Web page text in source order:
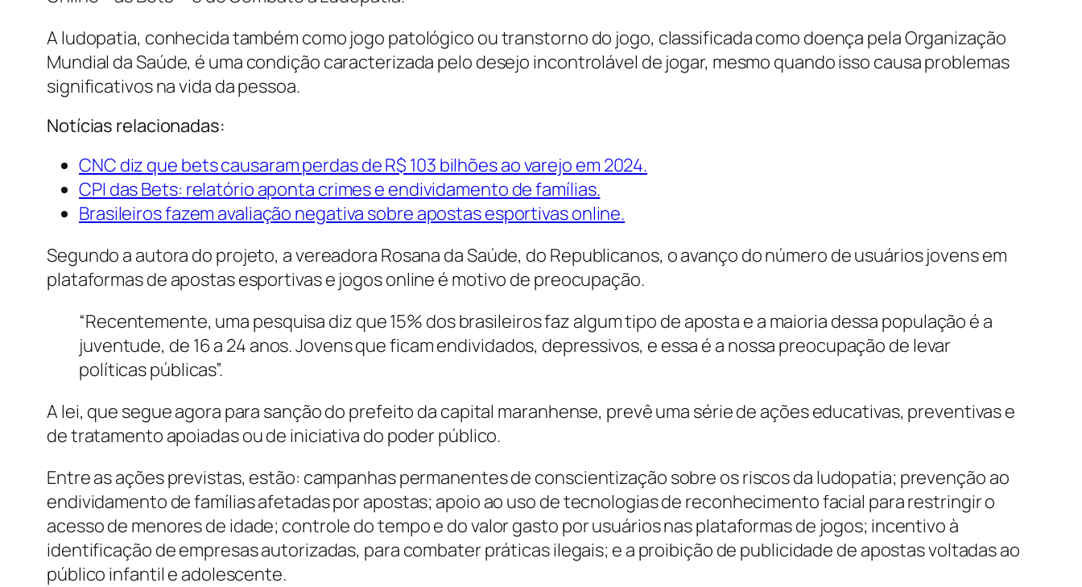
A ludopatia, conhecida também como jogo patológico ou transtorno do jogo, classificada como doença pela Organização
Mundial da Saúde, é uma condição caracterizada pelo desejo incontrolável de jogar, mesmo quando isso causa problemas
significativos na vida da pessoa.
Notícias relacionadas:
CNC diz que bets causaram perdas de R$ 103 bilhões ao varejo em 2024.
CPI das Bets: relatório aponta crimes e endividamento de famílias.
Brasileiros fazem avaliação negativa sobre apostas esportivas online.
Segundo a autora do projeto, a vereadora Rosana da Saúde, do Republicanos, o avanço do número de usuários jovens em
plataformas de apostas esportivas e jogosonline é motivo de preocupação.
“Recentemente, uma pesquisa diz que 15% dos brasileiros faz algum tipo de aposta e a maioria dessa população é a
juventude, de 16 a 24 anos. Jovens que ficam endividados, depressivos, e essa é a nossa preocupação de levar
políticas públicas”.
A lei, que segue agora para sanção do prefeito da capital maranhense, prevê uma série de ações educativas, preventivas e
de tratamento apoiadas ou de iniciativa do poder público.
Entre as ações previstas, estão: campanhas permanentes de conscientização sobre os riscos da ludopatia; prevenção ao
endividamento de famílias afetadas por apostas; apoio ao uso de tecnologias de reconhecimento facial para restringir o
acesso de menores de idade; controle do tempo e do valor gasto por usuários nas plataformas de jogos; incentivo à
identificação de empresas autorizadas, para combater práticas ilegais; e a proibição de publicidade de apostas voltadas ao
público infantil e adolescente.